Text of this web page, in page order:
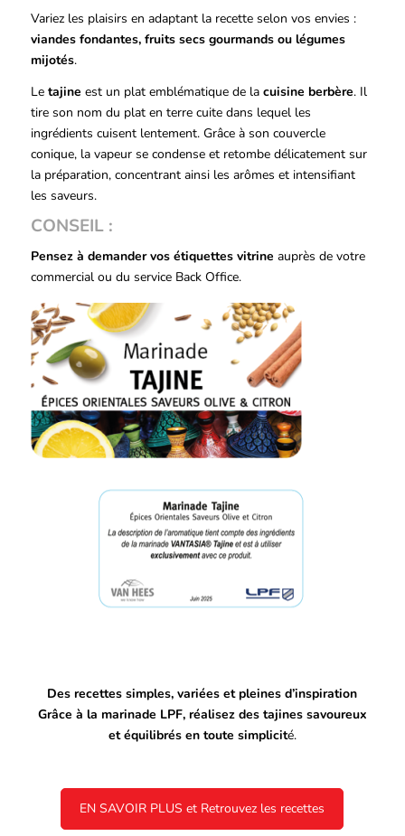
Variez les plaisirs en adaptant la recette selon vos envies :
viandes fondantes, fruits secs gourmands ou légumes
mijotés.
Le tajine est un plat emblématique de la cuisine berbère. Il
tire son nom du plat en terre cuite dans lequel les
ingrédients cuisent lentement. Grâce à son couvercle
conique, la vapeur se condense et retombe délicatement sur
la préparation, concentrant ainsi les arômes et intensifiant
les saveurs.
CONSEIL :
Pensez à demander vos étiquettes vitrine auprès de votre
commercial ou du service Back Office.
Des recettes simples, variées et pleines d’inspiration
Grâce à la marinade LPF, réalisez des tajines savoureux
et équilibrés en toute simplicité.
EN SAVOIR PLUS et Retrouvez les recettes